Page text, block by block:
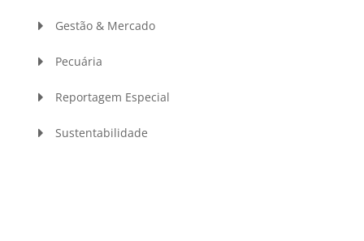
Gestão & Mercado
Pecuária
Reportagem Especial
Sustentabilidade